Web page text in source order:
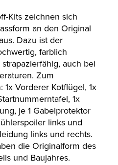
Kits zeichnen sich
an den Original
Dazu ist der
farblich
auch bei
Zum
Vorderer Kotflügel, 1x
1x
je 1 Gabelprotektor
links und
links und rechts.
die Originalform des
und Baujahres.